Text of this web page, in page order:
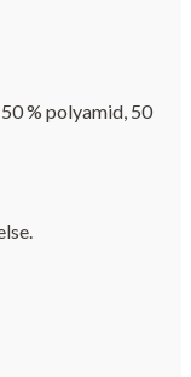
% polyamid, 50